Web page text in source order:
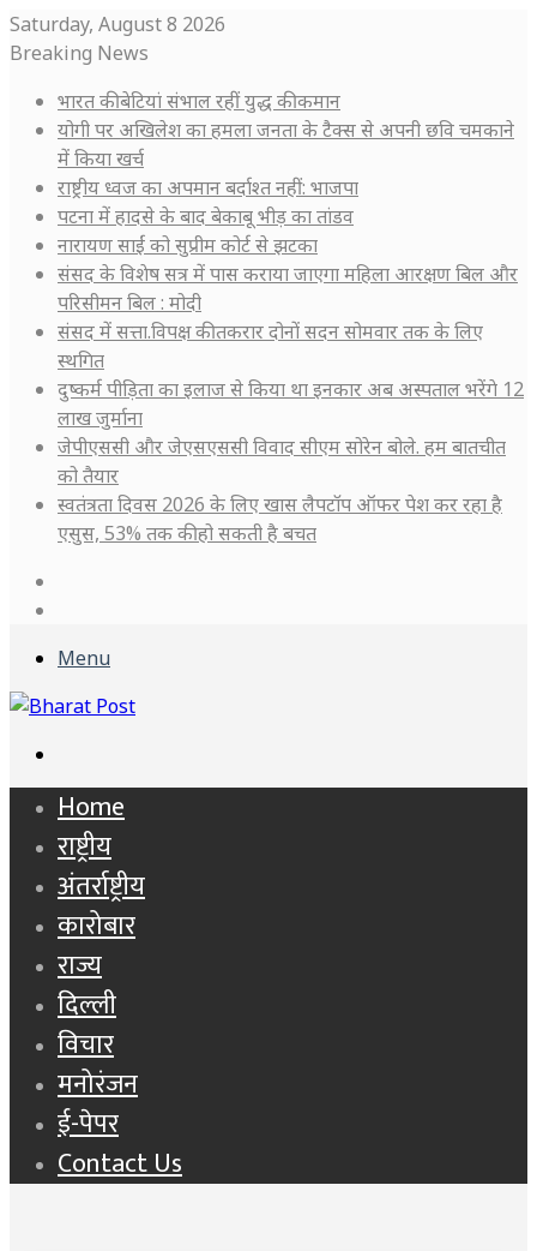
Saturday, August 8 2026
Breaking News
भारत की बेटियां संभाल रहीं युद्ध की कमान
योगी पर अखिलेश का हमला जनता के टैक्स से अपनी छवि चमकाने
में किया खर्च
राष्ट्रीय ध्वज का अपमान बर्दाश्त नहीं: भाजपा
पटना में हादसे के बाद बेकाबू भीड़ का तांडव
नारायण साईं को सुप्रीम कोर्ट से झटका
संसद के विशेष सत्र में पास कराया जाएगा महिला आरक्षण बिल और
परिसीमन बिल : मोदी
संसद में सत्ता.विपक्ष की तकरार दोनों सदन सोमवार तक के लिए
स्थगित
दुष्कर्म पीड़िता का इलाज से किया था इनकार अब अस्पताल भरेंगे 12
लाख जुर्माना
जेपीएससी और जेएसएससी विवाद सीएम सोरेन बोले. हम बातचीत
को तैयार
स्वतंत्रता दिवस 2026 के लिए खास लैपटॉप ऑफर पेश कर रहा है
एसुस, 53% तक की हो सकती है बचत
Menu
for
Home
राष्ट्रीय
अंतर्राष्ट्रीय
कारोबार
राज्य
दिल्ली
विचार
मनोरंजन
ई-पेपर
Contact Us